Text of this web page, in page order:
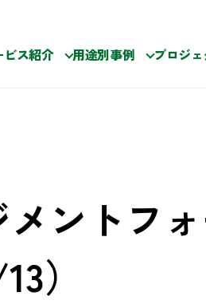
ビス紹介 用途別事例 プロジ
ントフォ
）